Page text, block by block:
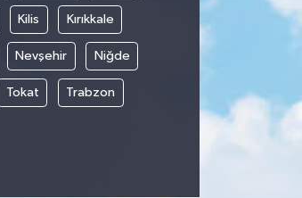
Kilis Kırıkkale
Nevşehir Niğde
Tokat Trabzon